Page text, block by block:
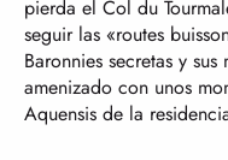
pierda el Col du
seguir las «routes
Baronnies secretas y
amenizado con unos
Aquensis de la